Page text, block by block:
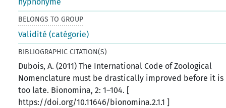
BELONGS TO GROUP
Validité (catégorie)
BIBLIOGRAPHIC CITATION(S)
Dubois, A. (2011) The International Code of Zoological
Nomenclature must be drastically improved before it is
too late. Bionomina, 2: 1–104. [
https://doi.org/10.11646/bionomina.2.1.1 ]